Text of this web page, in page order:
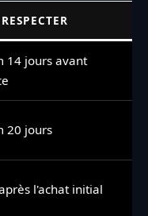
14 jours avant
20 jours
l'achat initial